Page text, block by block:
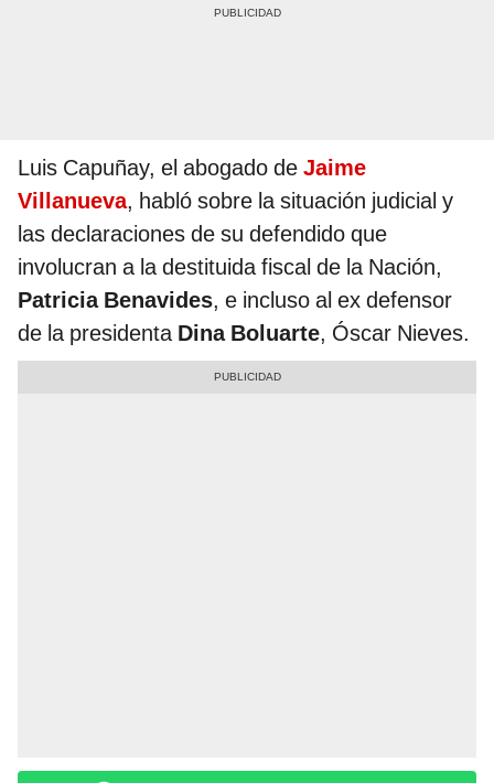
Luis Capuñay, el abogado de Jaime
Villanueva, habló sobre la situación judicial y
las declaraciones de su defendido que
involucran a la destituida fiscal de la Nación,
Patricia Benavides, e incluso al ex defensor
de la presidenta Dina Boluarte, Óscar Nieves.